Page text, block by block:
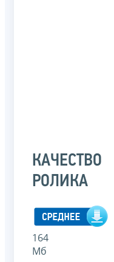
КАЧЕСТВО
РОЛИКА
164
Мб